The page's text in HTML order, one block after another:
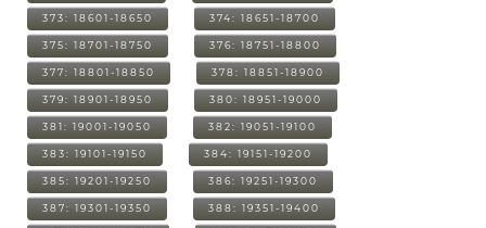
373: 18601-18650 374: 18651-18700
375: 18701-18750 376: 18751-18800
377: 18801-18850 378: 18851-18900
379: 18901-18950 380: 18951-19000
381: 19001-19050 382: 19051-19100
383: 19101-19150 384: 19151-19200
385: 19201-19250 386: 19251-19300
387: 19301-19350 388: 19351-19400